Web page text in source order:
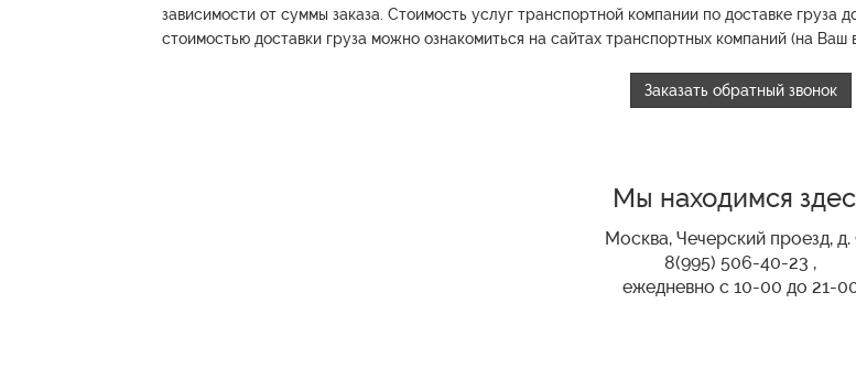
зависимости от суммы заказа. Стоимость услуг транспортной компании по доставке груза
стоимостью доставки груза можно ознакомиться на сайтах транспортных компаний (на Ваш
Заказать обратный звонок
Мы находимся
Москва, Чечерский проезд, д.
8(995) 506-40-23 ,
ежедневно с 10-00 до 21-